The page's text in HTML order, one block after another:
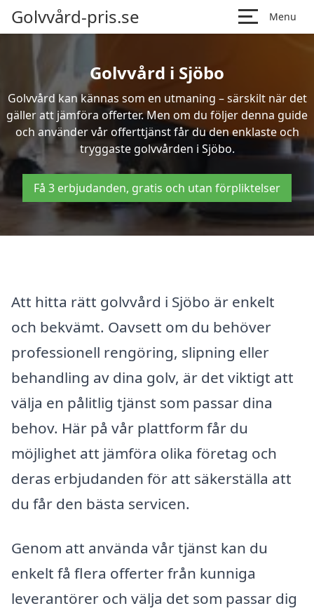
Golvvård-pris.se Menu
Golvvård i Sjöbo
Golvvård kan kännas som en utmaning – särskilt när det
gäller att jämföra offerter. Men om du följer denna guide
och använder vår offerttjänst får du den enklaste och
tryggaste golvvården i Sjöbo.
Få 3 erbjudanden, gratis och utan förpliktelser
Att hitta rätt golvvård i Sjöbo är enkelt
och bekvämt. Oavsett om du behöver
professionell rengöring, slipning eller
behandling av dina golv, är det viktigt att
välja en pålitlig tjänst som passar dina
behov. Här på vår plattform får du
möjlighet att jämföra olika företag och
deras erbjudanden för att säkerställa att
du får den bästa servicen.
Genom att använda vår tjänst kan du
enkelt få flera offerter från kunniga
leverantörer och välja det som passar dig